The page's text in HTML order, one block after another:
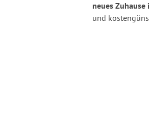
neues Zuhause
und